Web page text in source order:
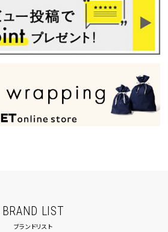
BRAND LIST
ブランドリスト